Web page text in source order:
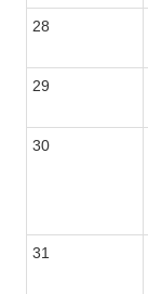
28
29
30
31